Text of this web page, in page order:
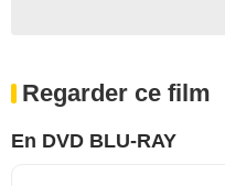
Regarder ce film
En DVD BLU-RAY